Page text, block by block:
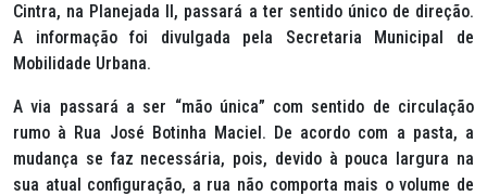
Cintra, na Planejada II, passará a ter sentido único de direção.
A informação foi divulgada pela Secretaria Municipal de
Mobilidade Urbana.
A via passará a ser “mão única” com sentido de circulação
rumo à Rua José Botinha Maciel. De acordo com a pasta, a
mudança se faz necessária, pois, devido à pouca largura na
sua atual configuração, a rua não comporta mais o volume de